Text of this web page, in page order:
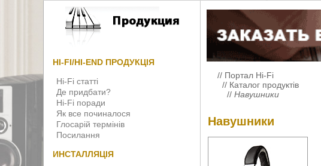
HI-FI/HI-END ПРОДУКЦІЯ
Hi-Fi статті
Де придбати?
Hi-Fi поради
Як все починалося
Глосарій термінів
Посилання
ИНСТАЛЛЯЦІЯ
// Портал Hi-Fi
// Каталог продуктів
// Навушники
Навушники